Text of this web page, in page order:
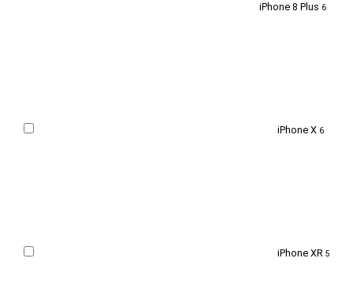
iPhone 8 Plus 6
iPhone X 6
iPhone XR 5